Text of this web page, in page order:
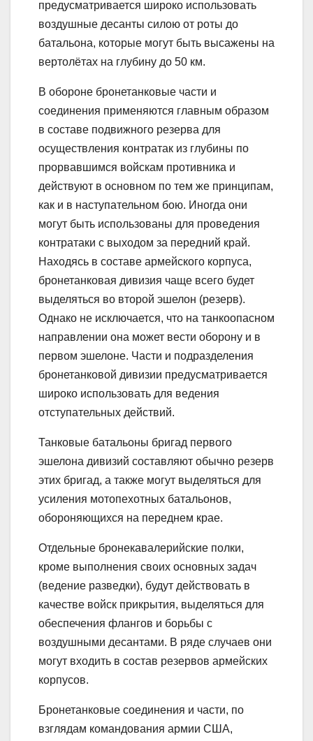
предусматривается широко использовать
воздушные десанты силою от роты до
батальона, которые могут быть высажены на
вертолётах на глубину до 50 км.
В обороне бронетанковые части и
соединения применяются главным образом
в составе подвижного резерва для
осуществления контратак из глубины по
прорвавшимся войскам противника и
действуют в основном по тем же принципам,
как и в наступательном бою. Иногда они
могут быть использованы для проведения
контратаки с выходом за передний край.
Находясь в составе армейского корпуса,
бронетанковая дивизия чаще всего будет
выделяться во второй эшелон (резерв).
Однако не исключается, что на танкоопасном
направлении она может вести оборону и в
первом эшелоне. Части и подразделения
бронетанковой дивизии предусматривается
широко использовать для ведения
отступательных действий.
Танковые батальоны бригад первого
эшелона дивизий составляют обычно резерв
этих бригад, а также могут выделяться для
усиления мотопехотных батальонов,
обороняющихся на переднем крае.
Отдельные бронекавалерийские полки,
кроме выполнения своих основных задач
(ведение разведки), будут действовать в
качестве войск прикрытия, выделяться для
обеспечения флангов и борьбы с
воздушными десантами. В ряде случаев они
могут входить в состав резервов армейских
корпусов.
Бронетанковые соединения и части, по
взглядам командования армии США,